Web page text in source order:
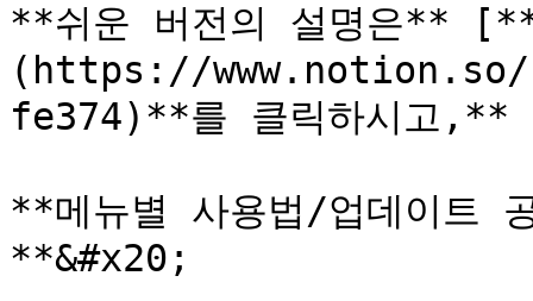
**쉬운 버전의 설명은**
(https://www.notion.so/
fe374)**를 클릭하시고,**
**메뉴별 사용법/업데이트
**&#x20;